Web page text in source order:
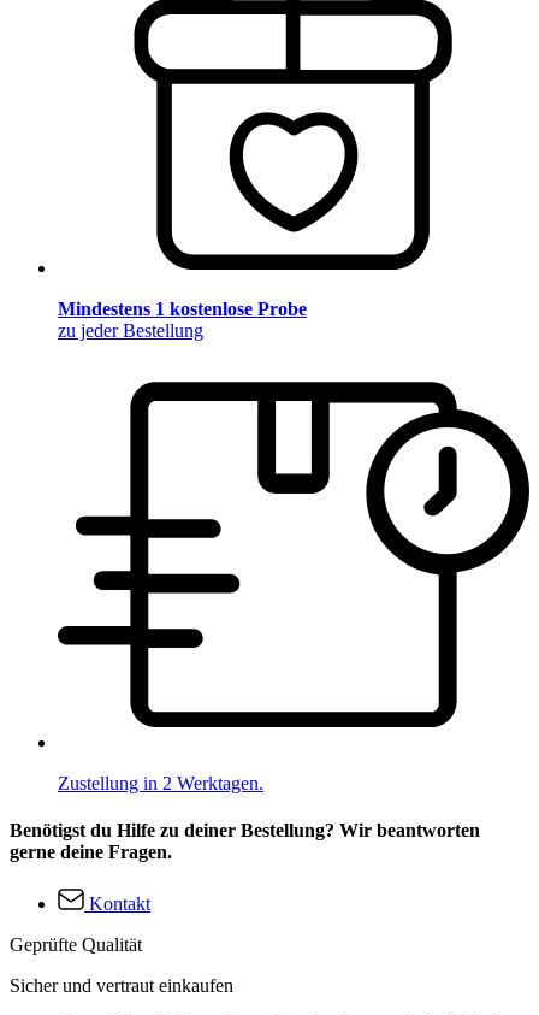
Mindestens 1 kostenlose Probe
zu jeder Bestellung
Zustellung in 2 Werktagen.
Benötigst du Hilfe zu deiner Bestellung? Wir beantworten
gerne deine Fragen.
Kontakt
Geprüfte Qualität
Sicher und vertraut einkaufen